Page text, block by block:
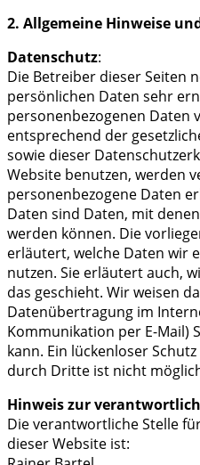
2. Allgemeine Hinweise
Datenschutz:
Die Betreiber dieser Seiten
persönlichen Daten sehr
personenbezogenen Daten
entsprechend der
sowie dieser
Website benutzen, werden
personenbezogene Daten
Daten sind Daten, mit
werden können. Die
erläutert, welche Daten wir
nutzen. Sie erläutert auch,
das geschieht. Wir weisen
Datenübertragung im
Kommunikation per E-Mail)
kann. Ein lückenloser
durch Dritte ist nicht
Hinweis zur
Die verantwortliche Stelle
dieser Website ist: